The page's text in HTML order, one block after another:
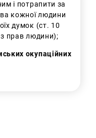
і потрапити за
кожної людини
думок (ст. 10
з прав людини);
окупаційних